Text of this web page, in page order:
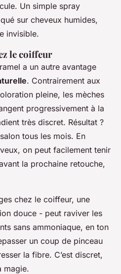
Un simple spray
sur cheveux humides,
invisible.
le coiffeur
a un autre avantage
. Contrairement aux
pleine, les mèches
progressivement à la
très discret. Résultat ?
tous les mois. En
on peut facilement tenir
la prochaine retouche,
chez le coiffeur, une
douce - peut raviver les
sans ammoniaque, en ton
un coup de pinceau
la fibre. C’est discret,
magie.